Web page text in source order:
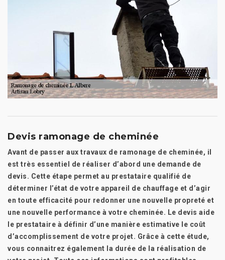
Devis ramonage de cheminée
Avant de passer aux travaux de ramonage de cheminée, il
est très essentiel de réaliser d’abord une demande de
devis. Cette étape permet au prestataire qualifié de
déterminer l’état de votre appareil de chauffage et d’agir
en toute efficacité pour redonner une nouvelle propreté et
une nouvelle performance à votre cheminée. Le devis aide
le prestataire à définir d’une manière estimative le coût
d’accomplissement de votre projet. Grâce à cette étude,
vous connaitrez également la durée de la réalisation de